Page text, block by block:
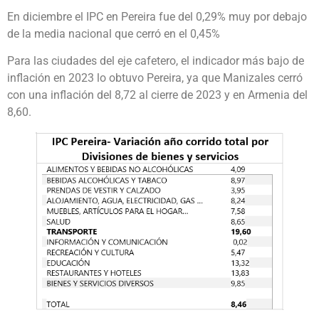
En diciembre el IPC en Pereira fue del 0,29% muy por debajo
de la media nacional que cerró en el 0,45%
Para las ciudades del eje cafetero, el indicador más bajo de
inflación en 2023 lo obtuvo Pereira, ya que Manizales cerró
con una inflación del 8,72 al cierre de 2023 y en Armenia del
8,60.